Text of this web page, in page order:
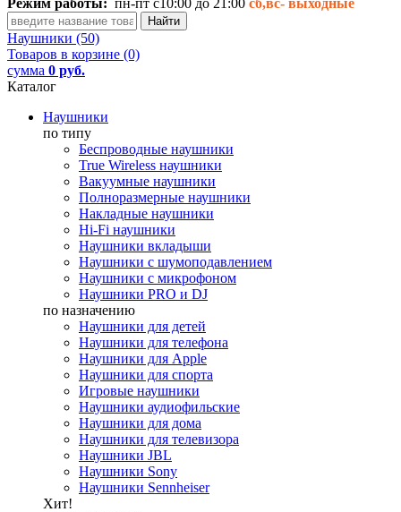
Режим работы: пн-пт с10:00 до 21:00 сб,вс- выходные
Наушники (50)
Товаров в корзине (0)
сумма 0 руб.
Каталог
Наушники
по типу
Беспроводные наушники
True Wireless наушники
Вакуумные наушники
Полноразмерные наушники
Накладные наушники
Hi-Fi наушники
Наушники вкладыши
Наушники с шумоподавлением
Наушники с микрофоном
Наушники PRO и DJ
по назначению
Наушники для детей
Наушники для телефона
Наушники для Apple
Наушники для спорта
Игровые наушники
Наушники аудиофильские
Наушники для дома
Наушники для телевизора
Наушники JBL
Наушники Sony
Наушники Sennheiser
Хит!